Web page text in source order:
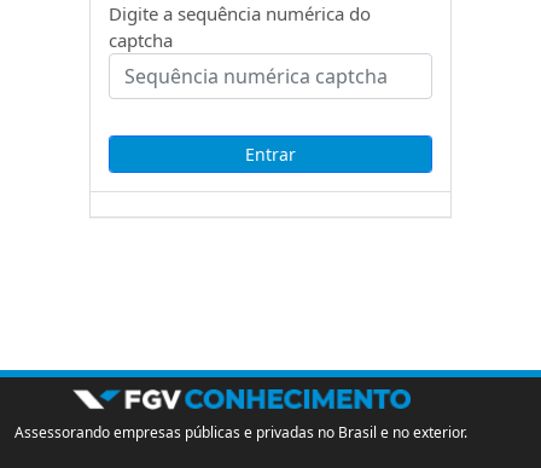
Digite a sequência numérica do
captcha
Assessorando empresas públicas e privadas no Brasil e no exterior.